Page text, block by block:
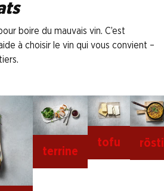
boire du mauvais vin. C’est
à choisir le vin qui vous convient –
terrine
tofu rösti